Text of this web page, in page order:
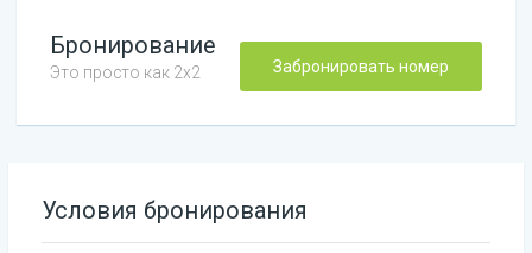
Бронирование
Это просто как 2х2 Забронировать номер
Условия бронирования